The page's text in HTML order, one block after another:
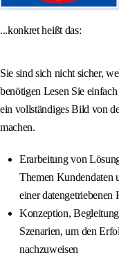
...konkret heißt das:
Sie sind sich nicht sicher,
benötigen Lesen Sie
ein vollständiges Bild von
machen.
Erarbeitung von
Themen Kundendaten
einer
Konzeption,
Szenarien, um den
nachzuweisen